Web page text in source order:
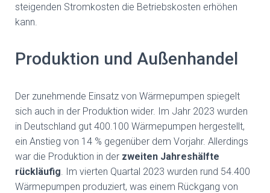
steigenden Stromkosten die Betriebskosten erhöhen
kann.
Produktion und Außenhandel
Der zunehmende Einsatz von Wärmepumpen spiegelt
sich auch in der Produktion wider. Im Jahr 2023 wurden
in Deutschland gut 400.100 Wärmepumpen hergestellt,
ein Anstieg von 14 % gegenüber dem Vorjahr. Allerdings
war die Produktion in der zweiten Jahreshälfte
rückläufig . Im vierten Quartal 2023 wurden rund 54.400
Wärmepumpen produziert, was einem Rückgang von